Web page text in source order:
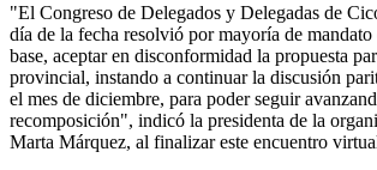
"El Congreso de Delegados y Delegadas de
día de la fecha resolvió por mayoría de mandato
base, aceptar en disconformidad la propuesta
provincial, instando a continuar la discusión
el mes de diciembre, para poder seguir
recomposición", indicó la presidenta de la
Marta Márquez, al finalizar este encuentro